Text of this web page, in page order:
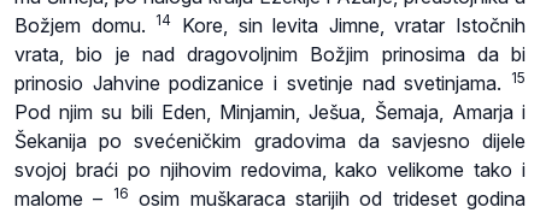
Božjem domu.
14
Kore, sin levita Jimne, vratar Istočnih
vrata, bio je nad dragovoljnim Božjim prinosima da bi
prinosio Jahvine podizanice i svetinje nad svetinjama.
15
Pod njim su bili Eden, Minjamin, Ješua, Šemaja, Amarja i
Šekanija po svećeničkim gradovima da savjesno dijele
svojoj braći po njihovim redovima, kako velikome tako i
malome –
16 osim muškaraca starijih od trideset godina